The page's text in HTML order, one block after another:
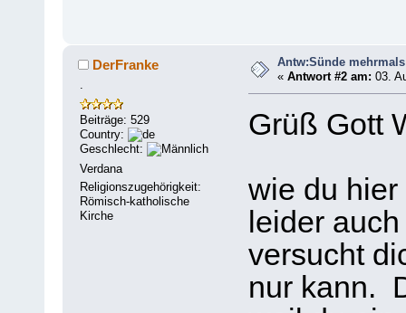
DerFranke
.
Beiträge: 529
Country:
Geschlecht:
Verdana
Religionszugehörigkeit:
Römisch-katholische
Kirche
Antw:Sünde
«Antwort #2 am: 03.
Grüß Gott
wie du
leider
versucht
nur kann.